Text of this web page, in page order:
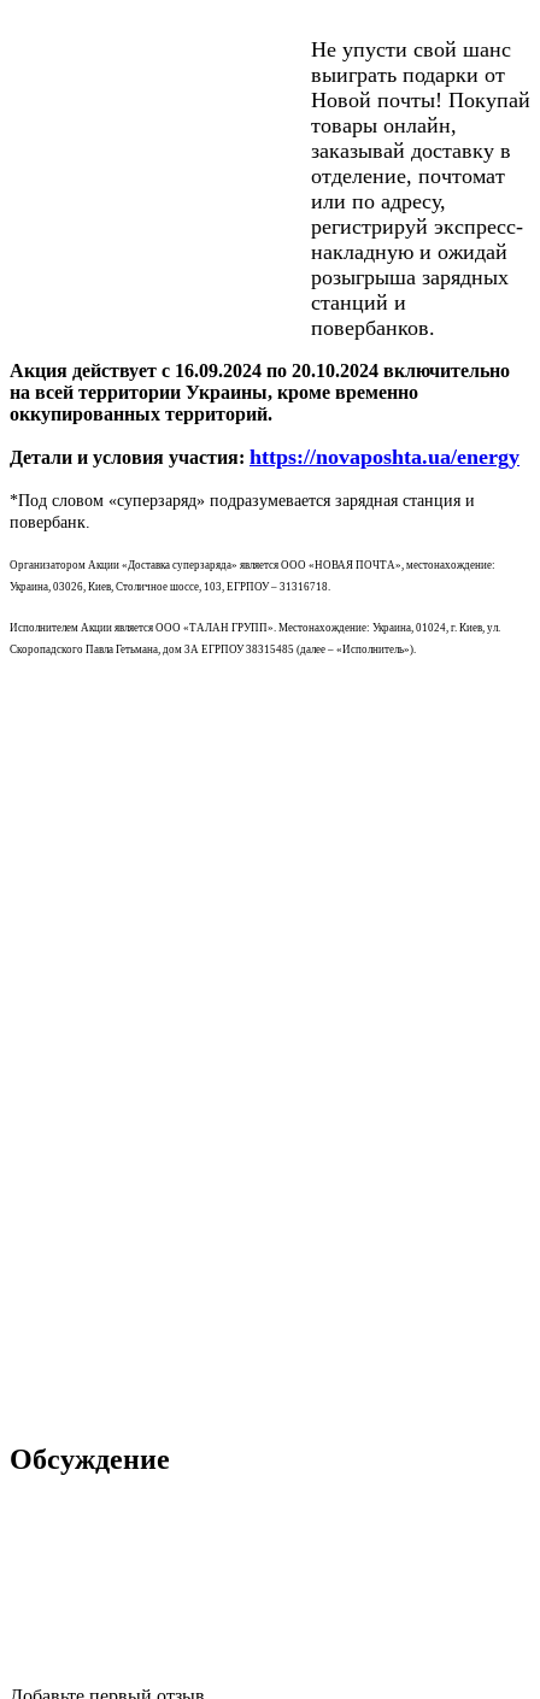
Не упусти свой шанс
выиграть подарки от
Новой почты! Покупай
товары онлайн,
заказывай доставку в
отделение, почтомат
или по адресу,
регистрируй экспресс-
накладную и ожидай
розыгрыша зарядных
станций и
повербанков.
Акция действует с 16.09.2024 по 20.10.2024 включительно
на всей территории Украины, кроме временно
оккупированных территорий.
Детали и условия участия: https://novaposhta.ua/energy
*Под словом «суперзаряд» подразумевается зарядная станция и
повербанк.
Организатором Акции «Доставка суперзаряда» является ООО «НОВАЯ ПОЧТА», местонахождение:
Украина, 03026, Киев, Столичное шоссе, 103, ЕГРПОУ – 31316718.
Исполнителем Акции является ООО «ТАЛАН ГРУПП». Местонахождение: Украина, 01024, г. Киев, ул.
Скоропадского Павла Гетьмана, дом 3А ЕГРПОУ 38315485 (далее – «Исполнитель»).
Обсуждение